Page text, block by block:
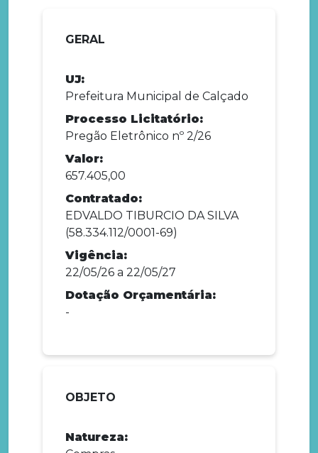
GERAL
UJ:
Prefeitura Municipal de Calçado
Processo Licitatório:
Pregão Eletrônico nº 2/26
Valor:
657.405,00
Contratado:
EDVALDO TIBURCIO DA SILVA
(58.334.112/0001-69)
Vigência:
22/05/26 a 22/05/27
Dotação Orçamentária:
-
OBJETO
Natureza: